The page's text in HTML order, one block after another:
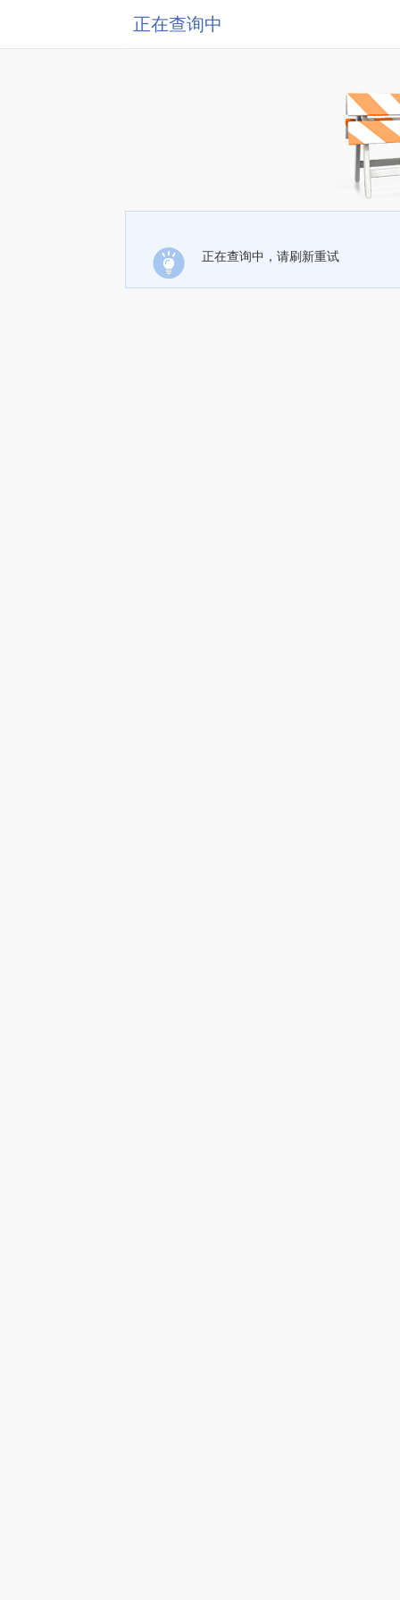
正在查询中
正在查询中，请刷新重试